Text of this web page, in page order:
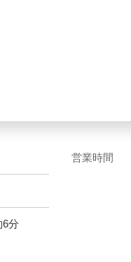
分
営業時間